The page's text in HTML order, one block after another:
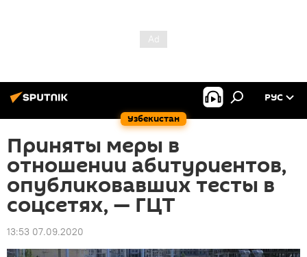
Узбекистан
РУС
Приняты меры в
отношении абитуриентов,
опубликовавших тесты в
соцсетях, — ГЦТ
13:53 07.09.2020